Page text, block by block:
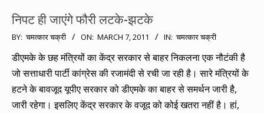
निपट ही जाएंगे फौरी लटके-झटके
2011-
03-
07
BY: चमत्कार चक्री ON: MARCH 7, 2011 IN: चमत्कार चक्री
डीएमके के छह मंत्रियों का केंद्र सरकार से बाहर निकलना एक नौटंकी है
जो सत्ताधारी पार्टी कांग्रेस की रजामंदी से रची जा रही है। सारे मंत्रियों के
हटने के बावजूद यूपीए सरकार को डीएमके का बाहर से समर्थन जारी है,
जारी रहेगा। इसलिए केंद्र सरकार के वजूद को कोई खतरा नहीं है। हां,